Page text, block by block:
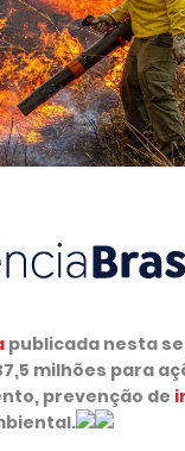
publicada nesta
milhões para
prevenção de